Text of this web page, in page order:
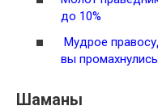
до 10%
Мудрое
вы промахнулись
Шаманы